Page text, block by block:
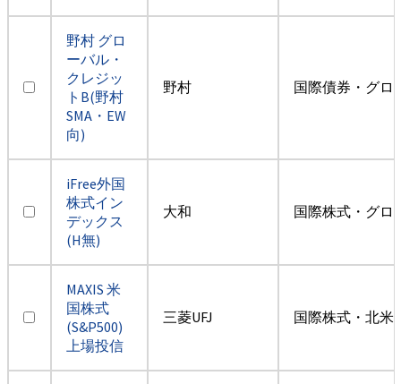
野村 グロ
ーバル・
クレジッ
トB(野村
SMA・EW
向)
野村 国際債券・グロ
iFree外国
株式イン
デックス
(H無)
大和 国際株式・グロ
MAXIS 米
国株式
(S&P500)
上場投信
三菱UFJ 国際株式・北米